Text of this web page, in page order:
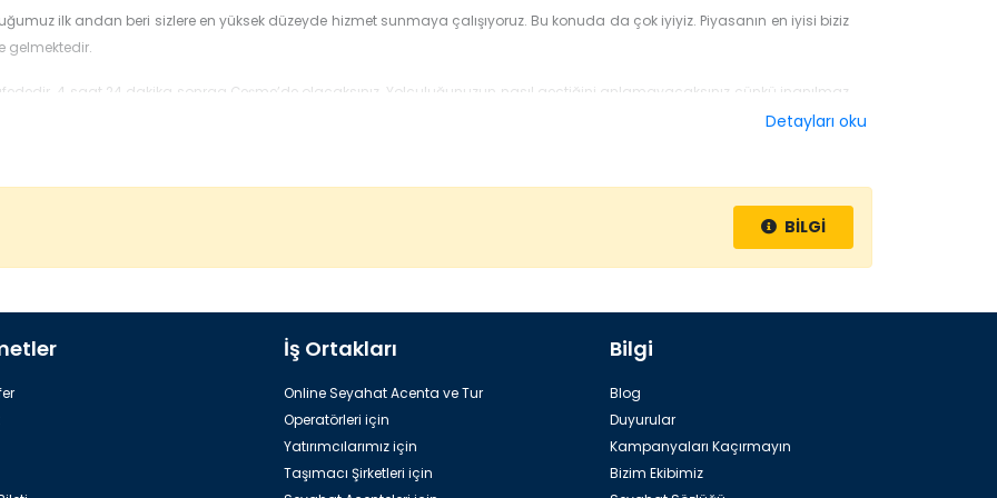
ilk andan beri sizlere en yüksek düzeyde hizmet sunmaya çalışıyoruz. Bu konuda da çok iyiyiz. Piyasanın en iyisi biziz
gelmektedir.
4 saat 24 dakika sonraa Çeşme’de olacaksınız. Yolculuğunuzun nasıl geçtiğini anlamayacaksınız çünkü inanılmaz
adınıza düşündük. Çeşme, inanılmaz güzel bir yer. Orada konaklayabileceğiniz onlarca lüks otel bulunmaktadır. Biz onları
Detayları oku
BİLGİ
İş Ortakları
Online Seyahat Acenta ve Tur
Operatörleri için
Yatırımcılarımız için
Taşımacı Şirketleri için
Bilgi
Blog
Duyurular
Kampanyaları Kaçırmayın
Bizim Ekibimiz